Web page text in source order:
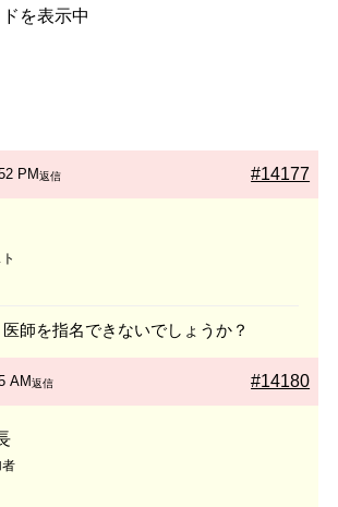
を表示中
PM #14177
返信
師を指名できないでしょうか？
AM #14180
返信